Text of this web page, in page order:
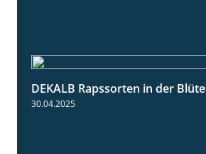
DEKALB Rapssorten in der Blüte
30.04.2025